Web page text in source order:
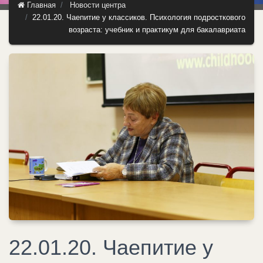
Главная
Новости центра
22.01.20. Чаепитие у классиков. Психология подросткового
возраста: учебник и практикум для бакалавриата
22.01.20. Чаепитие у